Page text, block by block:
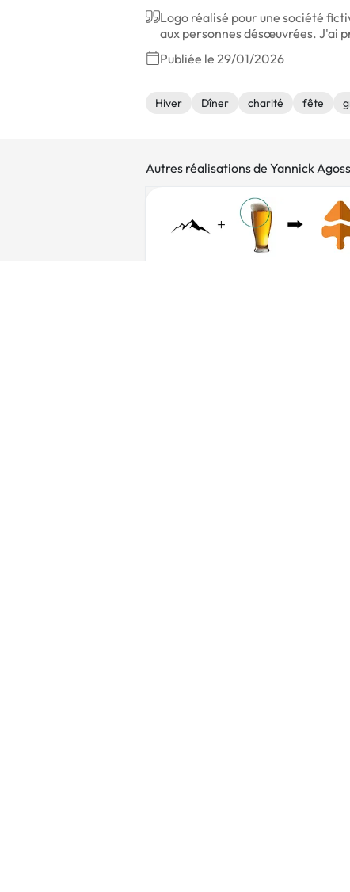
Logo réalisé pour une société
aux personnes désœuvrées. J'ai
Publiée le 29/01/2026
Hiver Dîner charité fête
Autres réalisations de Yannick